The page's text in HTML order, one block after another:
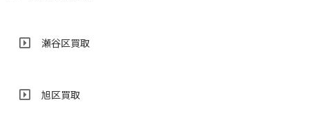
瀬谷区買取
旭区買取